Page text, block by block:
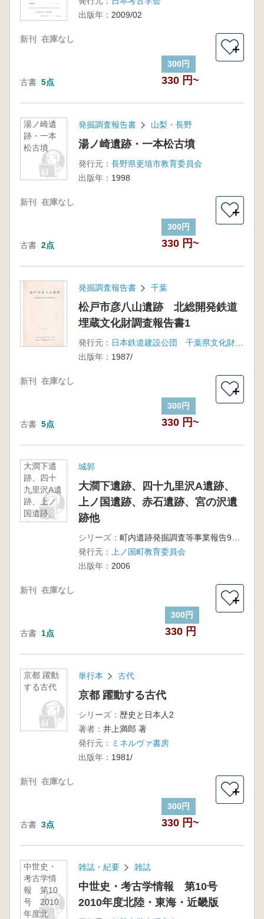
出版年： 2009/02
新刊 在庫なし
古書 5点
300円
330 円~
＋
湯ノ崎遺
跡・一本
松古墳
発掘調査報告書 山梨・長野
湯ノ崎遺跡・一本松古墳
発行元： 長野県更埴市教育委員会
出版年： 1998
新刊 在庫なし
古書 2点
300円
330 円~
＋
発掘調査報告書 千葉
松戸市彦八山遺跡 北総開発鉄道
埋蔵文化財調査報告書1
発行元：
日本鉄道建設公団 千葉県文化財センター
出版年： 1987/
新刊 在庫なし
古書 5点
300円
330 円~
＋
大澗下遺
跡、四十
九里沢A遺
跡、上ノ
国遺跡、
赤石遺
城郭
大澗下遺跡、四十九里沢A遺跡、
上ノ国遺跡、赤石遺跡、宮の沢遺
跡他
シリーズ：
発行元：
上ノ国町教育委員会
出版年： 2006
新刊 在庫なし
古書 1点
300円
330 円
＋
京都 躍動
する古代
単行本 古代
京都 躍動する古代
シリーズ： 歴史と日本人2
著者： 井上満郎 著
発行元： ミネルヴァ書房
出版年： 1981/
新刊 在庫なし
古書 3点
300円
330 円~
＋
中世史・
考古学情
報 第10
号 2010
年度北
雑誌・紀要 雑誌
中世史・考古学情報 第10号
2010年度北陸・東海・近畿版